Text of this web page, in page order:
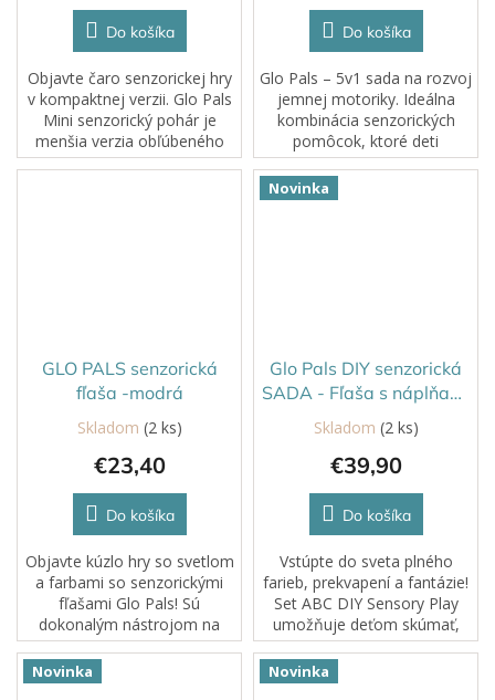
Do košíka
Objavte čaro senzorickej hry
v kompaktnej verzii. Glo Pals
Mini senzorický pohár je
menšia verzia obľúbeného
svietiaceho pohára,
5
hviezdičiek.
Do košíka
Glo Pals – 5v1 sada na rozvoj
jemnej motoriky. Ideálna
kombinácia senzorických
pomôcok, ktoré deti
motivujú k chyteniu,
presýpaniu, triedeniu,
naberaniu aj precvičovaniu
GLO PALS senzorická
fľaša -modrá
Skladom (2 ks)
€23,40
Do košíka
Objavte kúzlo hry so svetlom
a farbami so senzorickými
fľašami Glo Pals! Sú
dokonalým nástrojom na
rozvoj detskej tvorivosti a
predstavivosti a zároveň
poskytujú zábavu a relaxáciu.
Novinka
Glo Pals DIY senzorická
SADA - Fľaša s náplňami
a samolepkami ABC
Skladom (2 ks)
€39,90
Do košíka
Vstúpte do sveta plného
farieb, prekvapení a fantázie!
Set ABC DIY Sensory Play
umožňuje deťom skúmať,
miešať, tvoriť a vytvárať
vlastné príbehy pomocou
senzorických materiálov.
Novinka Novinka